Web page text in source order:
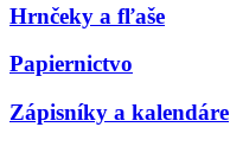
Hrnčeky a fľaše
Papiernictvo
Zápisníky a kalendáre